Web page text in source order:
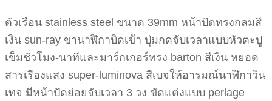
ตัวเรือน stainless steel ขนาด 39mm หน้าปัดทรงกลมสี
เงิน sun-ray ขานาฬิกาบิดเข้า ปุ่มกดจับเวลาแบบหัวตะปู
เข็มชั่วโมง-นาทีและมาร์กเกอร์ทรง barton สีเงิน หยอด
สารเรืองแสง super-luminova สีเบจให้อารมณ์นาฬิกาวิน
เทจ มีหน้าปัดย่อยจับเวลา 3 วง ขัดแต่งแบบ perlage